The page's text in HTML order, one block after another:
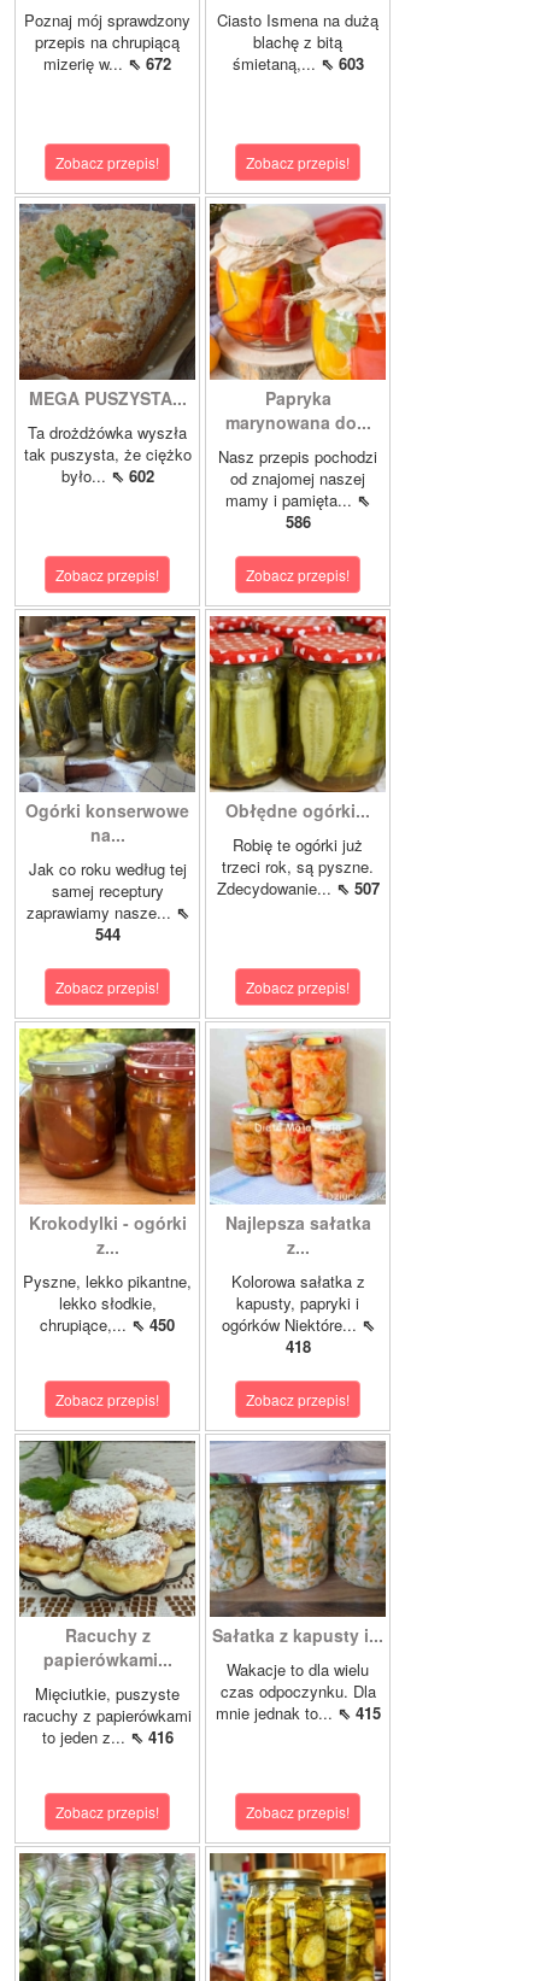
Poznaj mój sprawdzony
przepis na chrupiącą
mizerię w... ⇖ 672
Zobacz przepis!
Ciasto Ismena na dużą
blachę z bitą
śmietaną,... ⇖ 603
Zobacz przepis!
MEGA PUSZYSTA...
Ta drożdżówka wyszła
tak puszysta, że ciężko
było... ⇖ 602
Zobacz przepis!
Papryka
marynowana do...
Nasz przepis pochodzi
od znajomej naszej
mamy i pamięta... ⇖
586
Zobacz przepis!
Ogórki konserwowe
na...
Jak co roku według tej
samej receptury
zaprawiamy nasze... ⇖
544
Zobacz przepis!
Obłędne ogórki...
Robię te ogórki już
trzeci rok, są pyszne.
Zdecydowanie... ⇖ 507
Zobacz przepis!
Krokodylki - ogórki
z...
Pyszne, lekko pikantne,
lekko słodkie,
chrupiące,... ⇖ 450
Zobacz przepis!
Najlepsza sałatka
z...
Kolorowa sałatka z
kapusty, papryki i
ogórków Niektóre... ⇖
418
Zobacz przepis!
Racuchy z
papierówkami...
Mięciutkie, puszyste
racuchy z papierówkami
to jeden z... ⇖ 416
Zobacz przepis!
Sałatka z kapusty i...
Wakacje to dla wielu
czas odpoczynku. Dla
mnie jednak to... ⇖ 415
Zobacz przepis!